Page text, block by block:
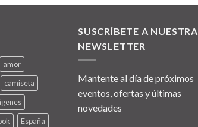
amor
camiseta
España
SUSCRÍBETE A NUESTRA
NEWSLETTER
Mantente al día de próximos
eventos, ofertas y últimas
novedades